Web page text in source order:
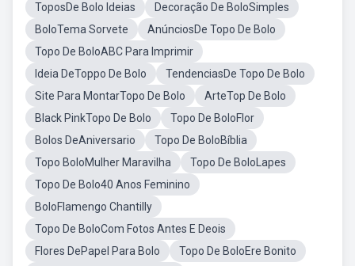
ToposDe Bolo Ideias
Decoração De BoloSimples
BoloTema Sorvete
AnúnciosDe Topo De Bolo
Topo De BoloABC Para Imprimir
Ideia DeToppo De Bolo
TendenciasDe Topo De Bolo
Site Para MontarTopo De Bolo
ArteTop De Bolo
Black PinkTopo De Bolo
Topo De BoloFlor
Bolos DeAniversario
Topo De BoloBíblia
Topo BoloMulher Maravilha
Topo De BoloLapes
Topo De Bolo40 Anos Feminino
BoloFlamengo Chantilly
Topo De BoloCom Fotos Antes E Deois
Flores DePapel Para Bolo
Topo De BoloEre Bonito